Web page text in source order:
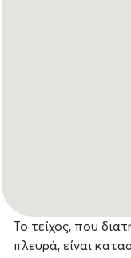
Το τείχος, που
πλευρά, είναι